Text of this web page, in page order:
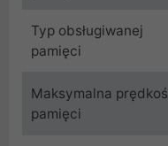
Typ obsługiwanej
pamięci
Maksymalna
pamięci